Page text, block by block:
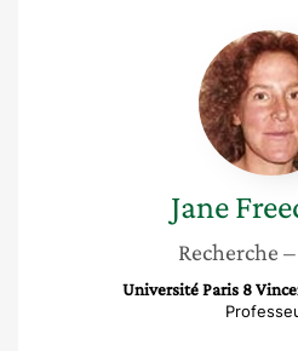
Jane
Recherche
Université Paris 8